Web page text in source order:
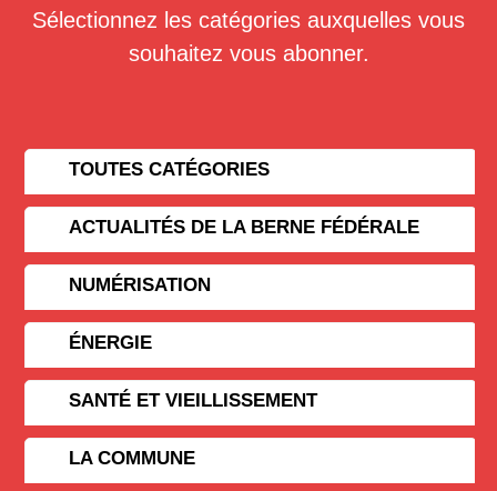
Sélectionnez les catégories auxquelles vous
souhaitez vous abonner.
TOUTES CATÉGORIES
ACTUALITÉS DE LA BERNE FÉDÉRALE
NUMÉRISATION
ÉNERGIE
SANTÉ ET VIEILLISSEMENT
LA COMMUNE